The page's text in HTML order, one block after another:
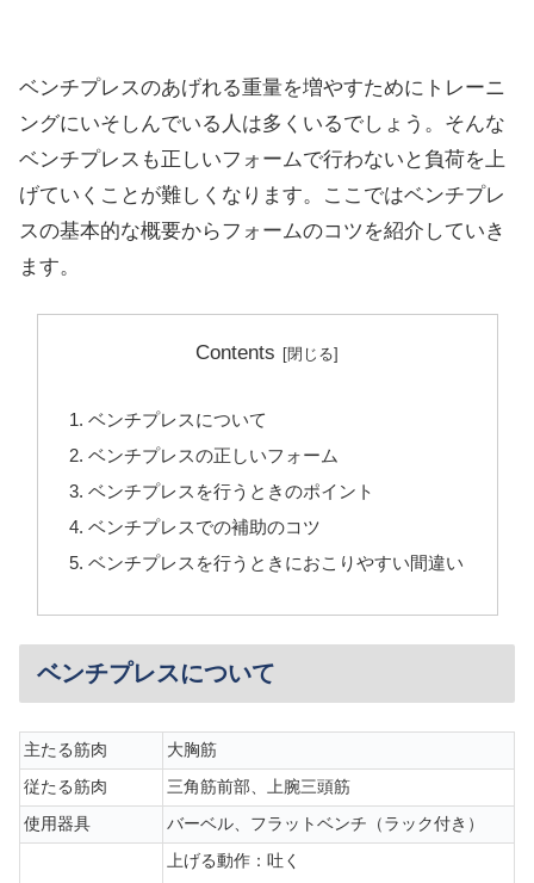
ベンチプレスのあげれる重量を増やすためにトレーニ
ングにいそしんでいる人は多くいるでしょう。そんな
ベンチプレスも正しいフォームで行わないと負荷を上
げていくことが難しくなります。ここではベンチプレ
スの基本的な概要からフォームのコツを紹介していき
ます。
Contents
ベンチプレスについて
ベンチプレスの正しいフォーム
ベンチプレスを行うときのポイント
ベンチプレスでの補助のコツ
ベンチプレスを行うときにおこりやすい間違い
ベンチプレスについて
主たる筋肉 大胸筋
従たる筋肉 三角筋前部、上腕三頭筋
使用器具 バーベル、フラットベンチ（ラック付き）
上げる動作：吐く